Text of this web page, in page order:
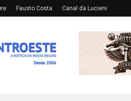
Fausto Costa Canal da Lucieni